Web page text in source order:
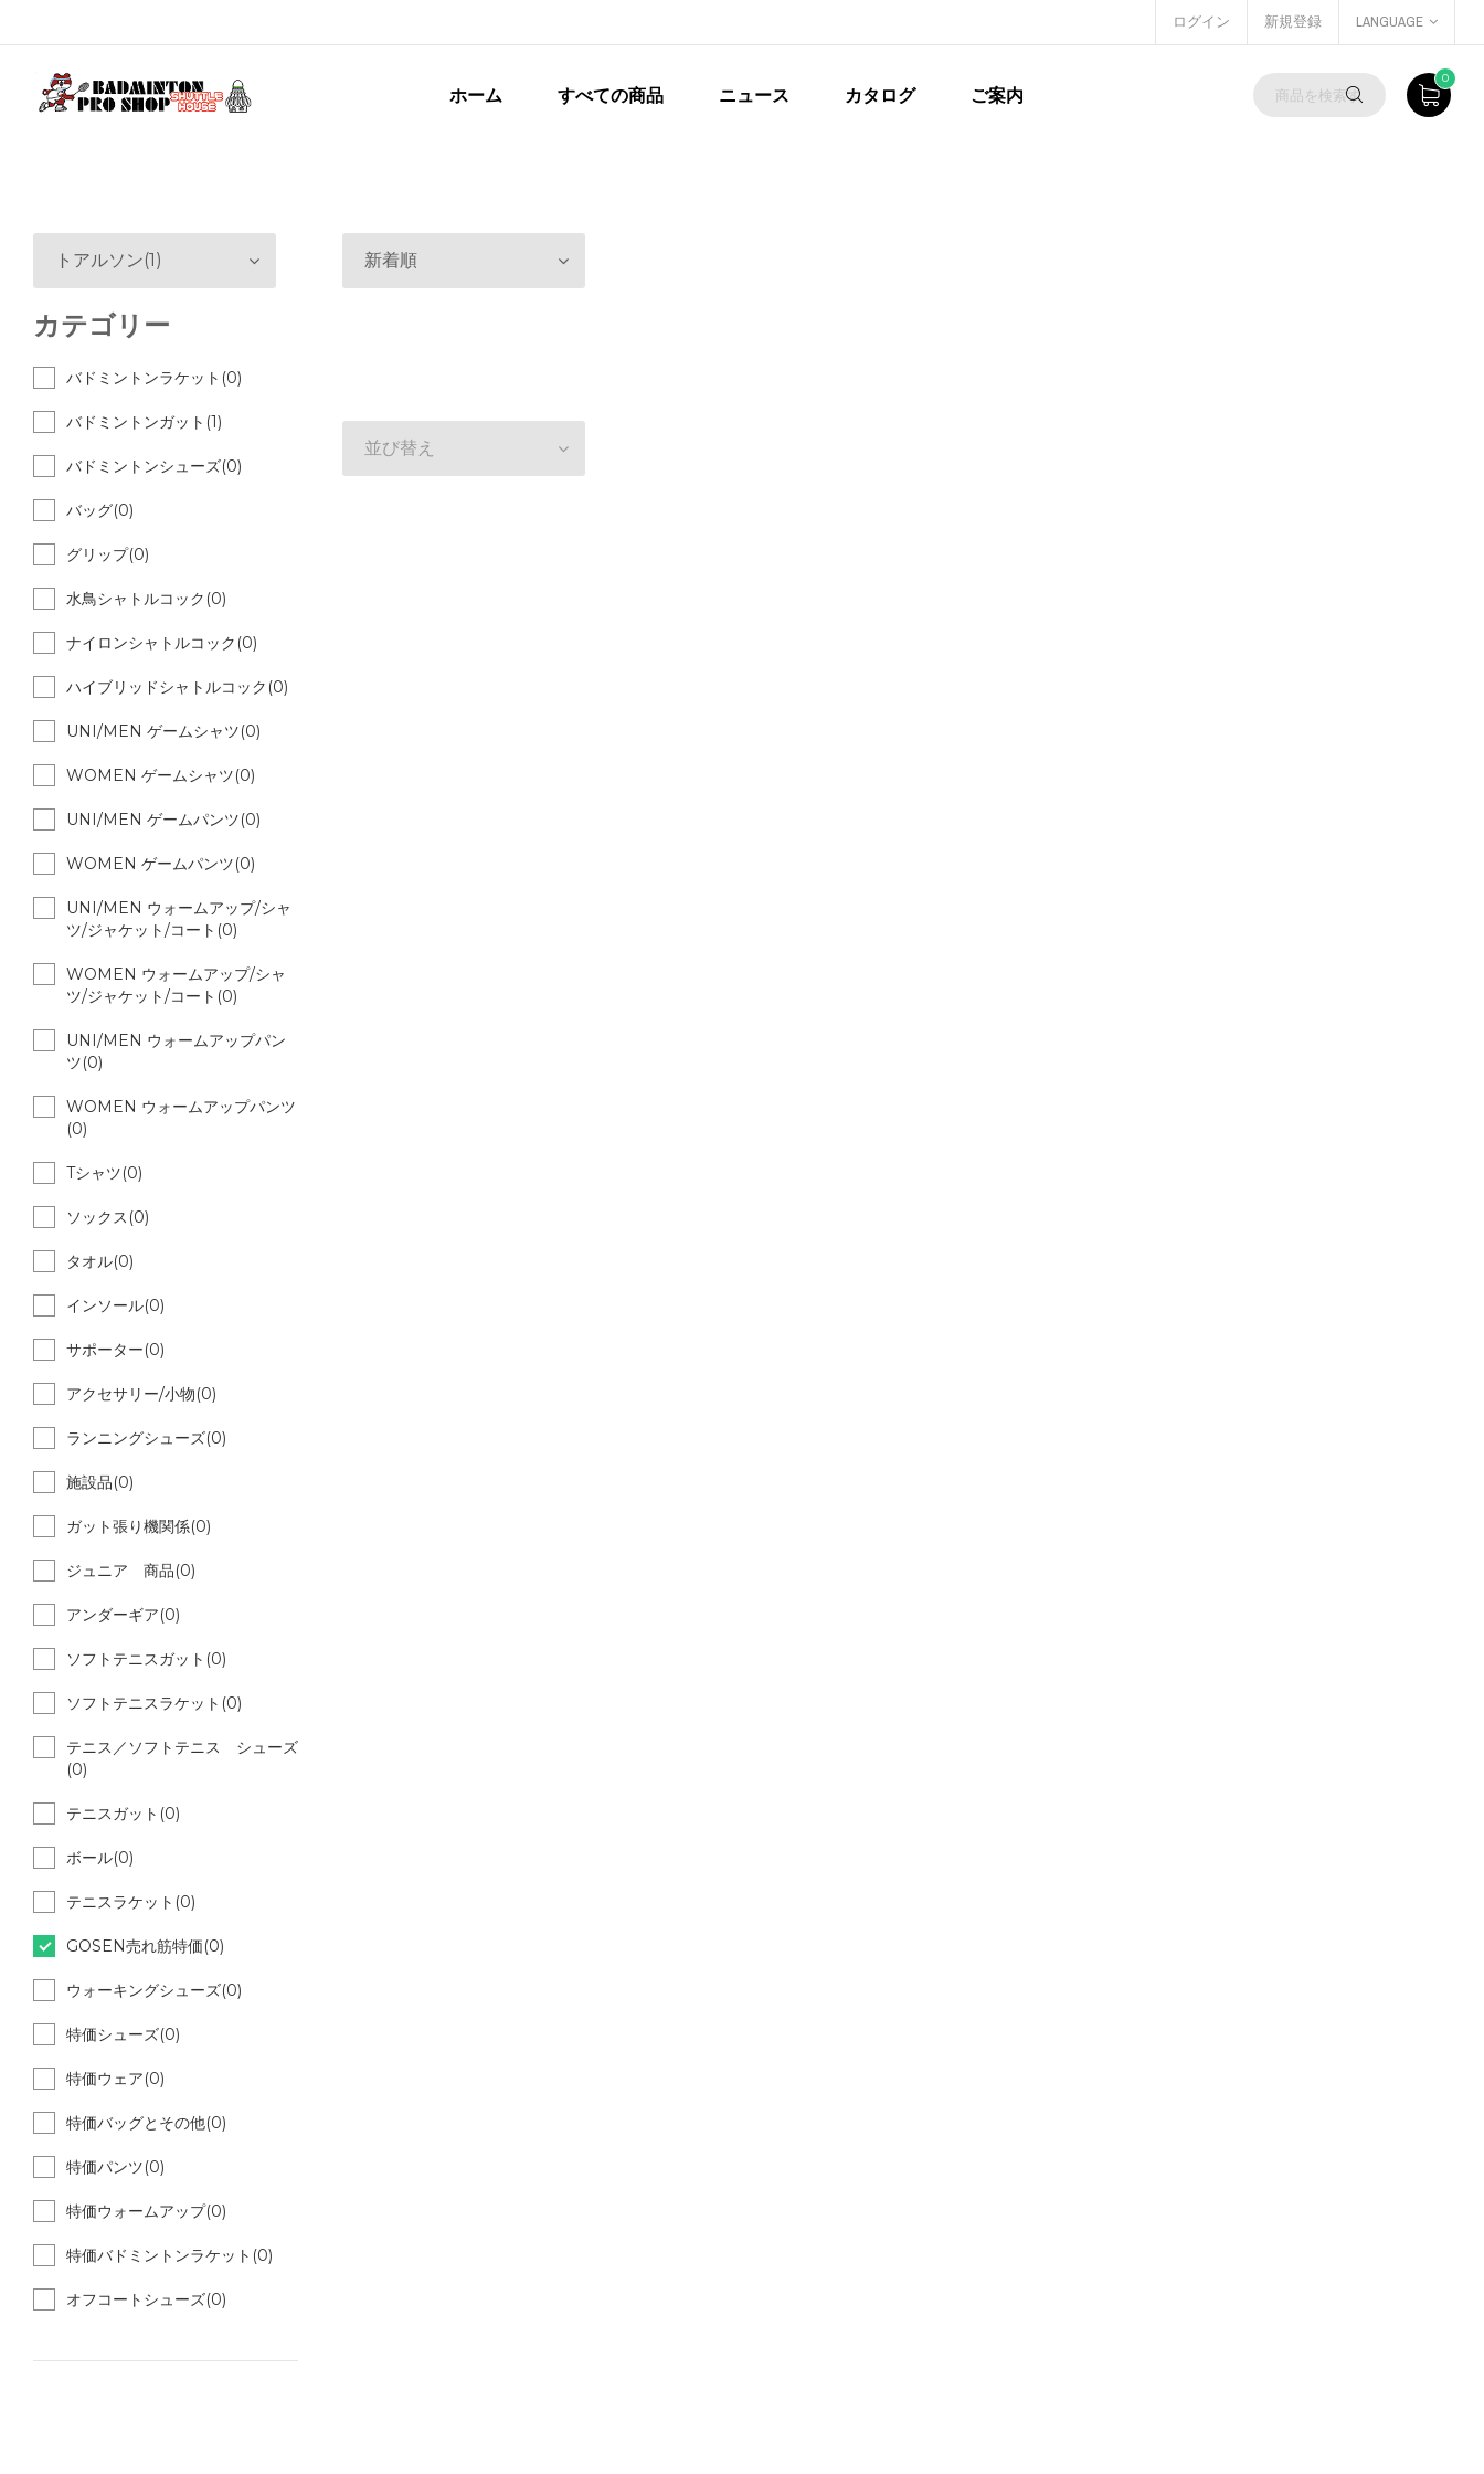
ログイン 新規登録 LANGUAGE
ホーム すべての商品 ニュース カタログ ご案内
0
新着順
並び替え
トアルソン(1)
カテゴリー
バドミントンラケット(0)
バドミントンガット(1)
バドミントンシューズ(0)
バッグ(0)
グリップ(0)
水鳥シャトルコック(0)
ナイロンシャトルコック(0)
ハイブリッドシャトルコック(0)
UNI/MEN ゲームシャツ(0)
WOMEN ゲームシャツ(0)
UNI/MEN ゲームパンツ(0)
WOMEN ゲームパンツ(0)
UNI/MEN ウォームアップ/シャ
ツ/ジャケット/コート(0)
WOMEN ウォームアップ/シャ
ツ/ジャケット/コート(0)
UNI/MEN ウォームアップパン
ツ(0)
WOMEN ウォームアップパンツ
(0)
Tシャツ(0)
ソックス(0)
タオル(0)
インソール(0)
サポーター(0)
アクセサリー/小物(0)
ランニングシューズ(0)
施設品(0)
ガット張り機関係(0)
ジュニア 商品(0)
アンダーギア(0)
ソフトテニスガット(0)
ソフトテニスラケット(0)
テニス／ソフトテニス シューズ
(0)
テニスガット(0)
ボール(0)
テニスラケット(0)
GOSEN売れ筋特価(0)
ウォーキングシューズ(0)
特価シューズ(0)
特価ウェア(0)
特価バッグとその他(0)
特価パンツ(0)
特価ウォームアップ(0)
特価バドミントンラケット(0)
オフコートシューズ(0)